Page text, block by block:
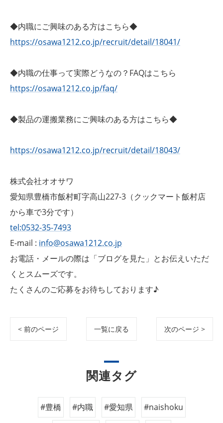
◆内職にご興味のある方はこちら◆
https://osawa1212.co.jp/recruit/detail/18041/
◆内職の仕事って実際どうなの？FAQはこちら
https://osawa1212.co.jp/faq/
◆製品の運搬業務にご興味のある方はこちら◆
https://osawa1212.co.jp/recruit/detail/18043/
株式会社オオサワ
愛知県豊橋市飯村町字高山227-3（クックマート飯村店
から車で3分です）
tel:0532-35-7493
E-mail : info@osawa1212.co.jp
お電話・メールの際は「ブログを見た」とお伝えいただ
くとスムーズです。
たくさんのご応募をお待ちしております♪
< 前のページ 一覧に戻る 次のページ >
関連タグ
#豊橋 #内職 #愛知県 #naishoku